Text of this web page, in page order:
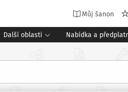
Můj šanon
Další oblasti Nabídka a